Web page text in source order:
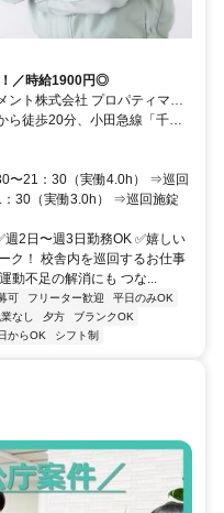
！／時給1900円◎
ント株式会社 プロパティマネ
ら徒歩20分、小田急線「千歳
〜21：30（実働4.0h） ⇒巡回
30（実働3.0h） ⇒巡回施錠
週2日〜週3日勤務OK ✅嬉しい
ク！ 校舎内を巡回するお仕事
動不足の解消にも つな...
可 フリーター歓迎
平日のみOK
なし 夕方
ブランクOK
からOK シフト制